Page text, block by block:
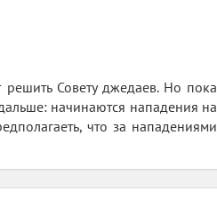
Совету джедаев. Но пока
начинаются нападения на
что за нападениями